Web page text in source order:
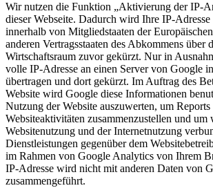
Wir nutzen die Funktion „Aktivierung der IP-
dieser Webseite. Dadurch wird Ihre IP-
innerhalb von Mitgliedstaaten der
anderen Vertragsstaaten des Abkommens über
Wirtschaftsraum zuvor gekürzt. Nur in
volle IP-Adresse an einen Server von Google
übertragen und dort gekürzt. Im Auftrag des
Website wird Google diese Informationen
Nutzung der Website auszuwerten, um Reports
Websiteaktivitäten zusammenzustellen und um
Websitenutzung und der Internetnutzung
Dienstleistungen gegenüber dem
im Rahmen von Google Analytics von Ihrem
IP-Adresse wird nicht mit anderen Daten von
zusammengeführt.